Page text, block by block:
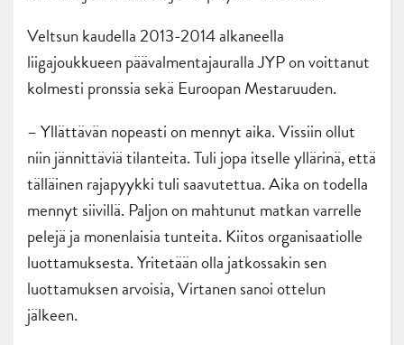
Veltsun kaudella 2013-2014 alkaneella
liigajoukkueen päävalmentajauralla JYP on voittanut
kolmesti pronssia sekä Euroopan Mestaruuden.
– Yllättävän nopeasti on mennyt aika. Vissiin ollut
niin jännittäviä tilanteita. Tuli jopa itselle yllärinä, että
tälläinen rajapyykki tuli saavutettua. Aika on todella
mennyt siivillä. Paljon on mahtunut matkan varrelle
pelejä ja monenlaisia tunteita. Kiitos organisaatiolle
luottamuksesta. Yritetään olla jatkossakin sen
luottamuksen arvoisia, Virtanen sanoi ottelun
jälkeen.